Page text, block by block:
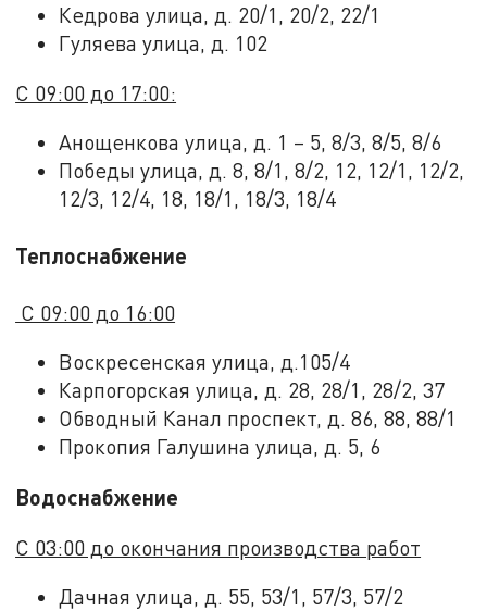
Кедрова улица, д. 20/1, 20/2, 22/1
Гуляева улица, д. 102
С 09:00 до 17:00:
Анощенкова улица, д. 1 – 5, 8/3, 8/5, 8/6
Победы улица, д. 8, 8/1, 8/2, 12, 12/1, 12/2,
12/3, 12/4, 18, 18/1, 18/3, 18/4
Теплоснабжение
С 09:00 до 16:00
Воскресенская улица, д.105/4
Карпогорская улица, д. 28, 28/1, 28/2, 37
Обводный Канал проспект, д. 86, 88, 88/1
Прокопия Галушина улица, д. 5, 6
Водоснабжение
С 03:00 до окончания производства работ
Дачная улица, д. 55, 53/1, 57/3, 57/2